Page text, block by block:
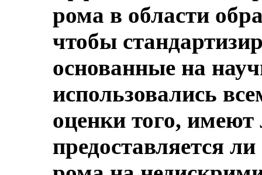
рома в области
чтобы
основанные на
использовались
оценки того,
предоставляется